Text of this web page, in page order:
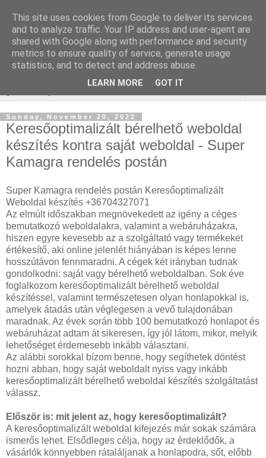
Keresőoptimalizálás :
zárcsere budapest
Sunday, November 20, 2022
Keresőoptimalizált bérelhető weboldal
készítés kontra saját weboldal - Super
Kamagra rendelés postán
Super Kamagra rendelés postán Keresőoptimalizált
Weboldal készítés +36704327071
Az elmúlt időszakban megnövekedett az igény a céges
bemutatkozó weboldalakra, valamint a webáruházakra,
hiszen egyre kevesebb az a szolgáltató vagy termékeket
értékesítő, aki online jelenlét hiányában is képes lenne
hosszútávon fennmaradni. A cégek két irányban tudnak
gondolkodni: saját vagy bérelhető weboldalban. Sok éve
foglalkozom keresőoptimalizált bérelhető weboldal
készítéssel, valamint természetesen olyan honlapokkal is,
amelyek átadás után véglegesen a vevő tulajdonában
maradnak. Az évek során több 100 bemutatkozó honlapot és
webáruházat adtam át sikeresen, így jól látom, mikor, melyik
lehetőséget érdemesebb inkább választani.
Az alábbi sorokkal bízom benne, hogy segíthetek döntést
hozni abban, hogy saját weboldalt nyiss vagy inkább
keresőoptimalizált bérelhető weboldal készítés szolgáltatást
válassz.
Először is: mit jelent az, hogy keresőoptimalizált?
A keresőoptimalizált weboldal kifejezés már sokak számára
ismerős lehet. Elsődleges célja, hogy az érdeklődők, a
vásárlók könnyebben rátaláljanak a honlapodra, sőt, előbb
This site uses cookies from Google to deliver its services
and to analyze traffic. Your IP address and user-agent are
shared with Google along with performance and security
metrics to ensure quality of service, generate usage
statistics, and to detect and address abuse.
LEARN MORE GOT IT